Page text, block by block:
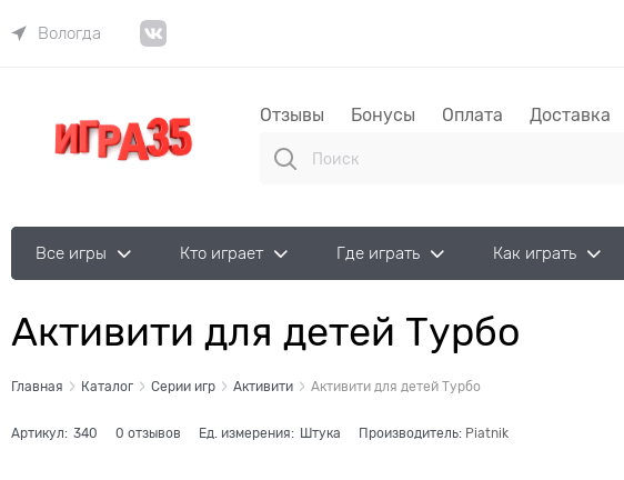
Вологда
Отзывы Бонусы Оплата Доставка
Все игры Кто играет Где играть Как играть
Активити для детей Турбо
Главная Каталог Серии игр Активити Активити для детей Турбо
Артикул: 340 0 отзывов Ед. измерения: Штука Производитель: Piatnik